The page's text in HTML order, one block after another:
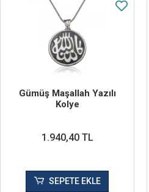
Gümüş Maşallah Yazılı
Kolye
1.940,40 TL
SEPETE EKLE